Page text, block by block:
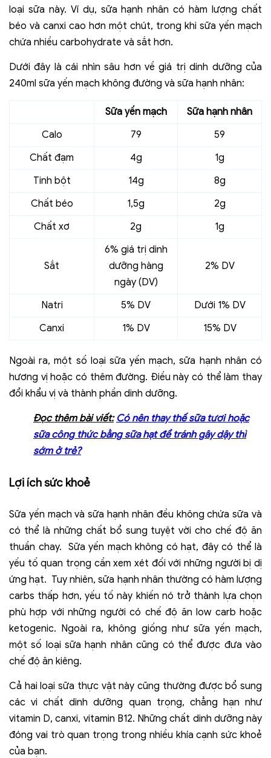
loại sữa này. Ví dụ, sữa hạnh nhân có hàm lượng chất
béo và canxi cao hơn một chút, trong khi sữa yến mạch
chứa nhiều carbohydrate và sắt hơn.
Dưới đây là cái nhìn sâu hơn về giá trị dinh dưỡng của
240ml sữa yến mạch không đường và sữa hạnh nhân:
Sữa yến mạch
Sữa hạnh nhân
Calo
79
59
Chất đạm
4g
1g
Tinh bột
14g
8g
Chất béo
1,5g
2g
Chất xơ
2g 1g
Sắt
6% giá trị dinh
dưỡng hàng
ngày (DV)
2% DV
Natri 5% DV
Dưới 1% DV
Canxi
1% DV 15% DV
Ngoài ra, một số loại sữa yến mạch, sữa hạnh nhân có
hương vị hoặc có thêm đường. Điều này có thể làm thay
đổi khẩu vị và thành phần dinh dưỡng.
Đọc thêm bài viết: Có nên thay thế sữa tươi hoặc
sữa công thức bằng sữa hạt để tránh gây dậy thì
sớm ở trẻ?
Lợi ích sức khoẻ
Sữa yến mạch và sữa hạnh nhân đều không chứa sữa và
có thể là những chất bổ sung tuyệt vời cho chế độ ăn
thuần chay. Sữa yến mạch không có hạt, đây có thể là
yếu tố quan trọng cần xem xét đối với những người bị dị
ứng hạt. Tuy nhiên, sữa hạnh nhân thường có hàm lượng
carbs thấp hơn, yếu tố này khiến nó trở thành lựa chọn
phù hợp với những người có chế độ ăn low carb hoặc
ketogenic. Ngoài ra, không giống như sữa yến mạch,
một số loại sữa hạnh nhân cũng có thể được đưa vào
chế độ ăn kiêng.
Cả hai loại sữa thực vật này cũng thường được bổ sung
các vi chất dinh dưỡng quan trọng, chẳng hạn như
vitamin D, canxi, vitamin B12. Những chất dinh dưỡng này
đóng vai trò quan trọng trong nhiều khía cạnh sức khoẻ
của bạn.